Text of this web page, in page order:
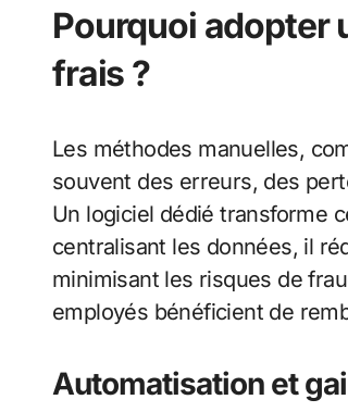
Pourquoi adopter
frais ?
Les méthodes manuelles,
souvent des erreurs, des
Un logiciel dédié transforme
centralisant les données, il
minimisant les risques de
employés bénéficient de
Automatisation et